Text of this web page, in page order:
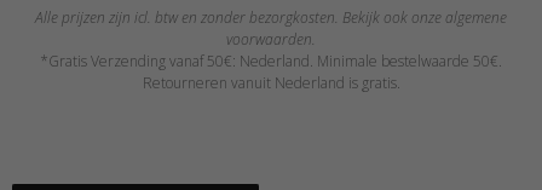
Alle prijzen zijn icl. btw en zonder bezorgkosten. Bekijk ook onze algemene
voorwaarden.
*Gratis Verzending vanaf 50€: Nederland. Minimale bestelwaarde 50€.
Retourneren vanuit Nederland is gratis.